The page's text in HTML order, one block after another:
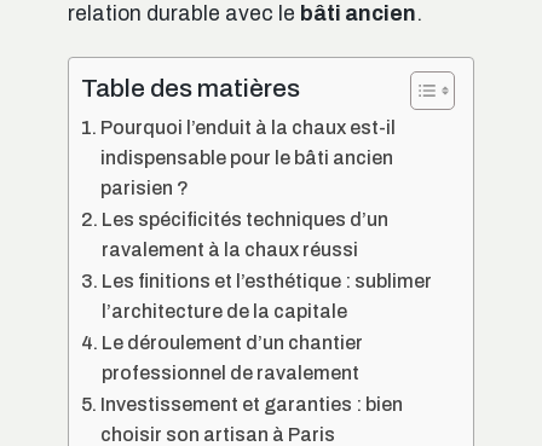
relation durable avec le bâti ancien.
Table des matières
Pourquoi l’enduit à la chaux est-il
indispensable pour le bâti ancien
parisien ?
Les spécificités techniques d’un
ravalement à la chaux réussi
Les finitions et l’esthétique : sublimer
l’architecture de la capitale
Le déroulement d’un chantier
professionnel de ravalement
Investissement et garanties : bien
choisir son artisan à Paris